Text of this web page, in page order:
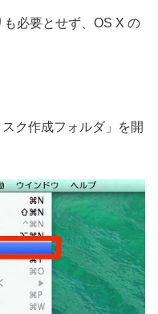
必要とせず、OS X の
ク作成フォルダ」を開